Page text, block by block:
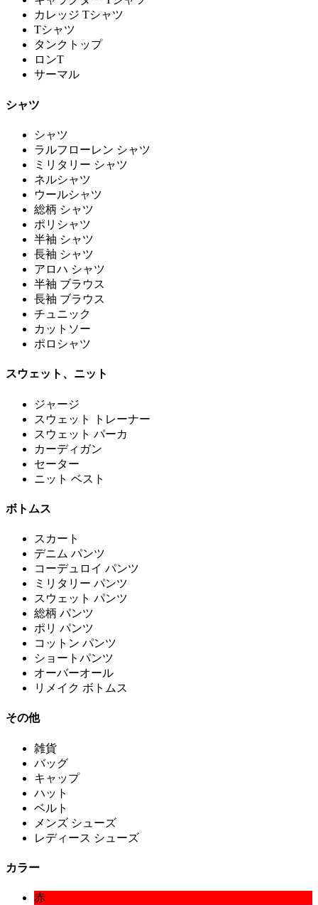
カレッジ Tシャツ
Tシャツ
タンクトップ
ロンT
サーマル
シャツ
シャツ
ラルフローレン シャツ
ミリタリー シャツ
ネルシャツ
ウールシャツ
総柄 シャツ
ポリシャツ
半袖 シャツ
長袖 シャツ
アロハ シャツ
半袖 ブラウス
長袖 ブラウス
チュニック
カットソー
ポロシャツ
スウェット、ニット
ジャージ
スウェット トレーナー
スウェット パーカ
カーディガン
セーター
ニット ベスト
ボトムス
スカート
デニム パンツ
コーデュロイ パンツ
ミリタリー パンツ
スウェット パンツ
総柄 パンツ
ポリ パンツ
コットン パンツ
ショートパンツ
オーバーオール
リメイク ボトムス
その他
雑貨
バッグ
キャップ
ハット
ベルト
メンズ シューズ
レディース シューズ
カラー
赤